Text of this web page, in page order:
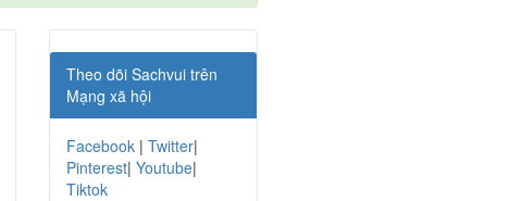
Theo dõi Sachvui trên
Mạng xã hội
Facebook | Twitter|
Pinterest| Youtube|
Tiktok